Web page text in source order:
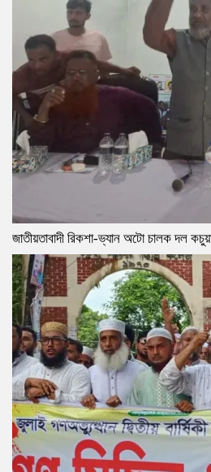
জাতীয়তাবাদী রিকশা-ভ্যান অটো চালক দল